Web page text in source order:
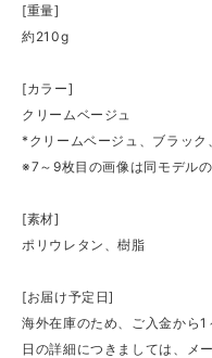
[重量]
約210g
[カラー]
クリームベージュ
*クリームベージュ、ブラック
※7～9枚目の画像は同モデル
[素材]
ポリウレタン、樹脂
[お届け予定日]
海外在庫のため、ご入金から
日の詳細につきましては、メ